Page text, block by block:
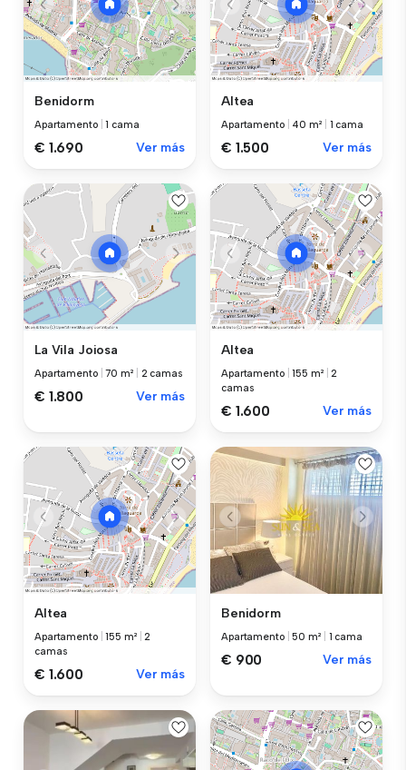
Benidorm
Apartamento |1 cama
€ 1.690 Ver más
Altea
Apartamento 40 m² 1 cama
€ 1.500 Ver más
La Vila Joiosa
Apartamento |70 m² 2 camas
€ 1.800 Ver más
Altea
Apartamento |155 m² |2
camas
€ 1.600 Ver más
Altea
Apartamento |155 m² |2
camas
€ 1.600 Ver más
Benidorm
Apartamento |50 m² 1 cama
€ 900 Ver más